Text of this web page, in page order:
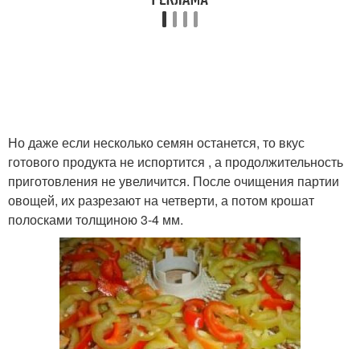
Но даже если несколько семян останется, то вкус
готового продукта не испортится , а продолжительность
приготовления не увеличится. После очищения партии
овощей, их разрезают на четверти, а потом крошат
полосками толщиною 3-4 мм.